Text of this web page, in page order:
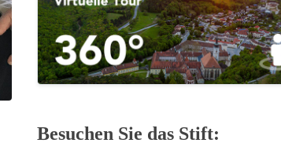
Besuchen Sie das Stift: